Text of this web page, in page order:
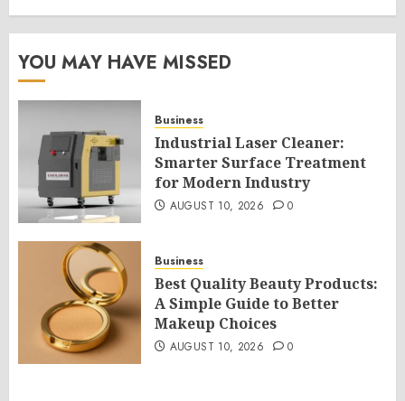
YOU MAY HAVE MISSED
Business
Industrial Laser Cleaner:
Smarter Surface Treatment
for Modern Industry
AUGUST 10, 2026 0
Business
Best Quality Beauty Products:
A Simple Guide to Better
Makeup Choices
AUGUST 10, 2026 0